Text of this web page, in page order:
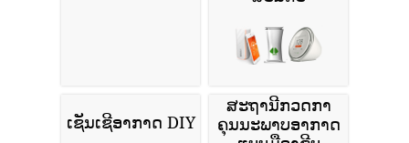
ເຊັນເຊີອາກາດ DIY
ສະຖານີກວດກາ
ຄຸນນະພາບອາກາດ